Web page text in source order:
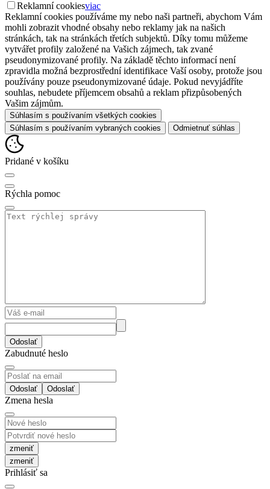
Reklamní cookiesviac
Reklamní cookies používáme my nebo naši partneři, abychom Vám
mohli zobrazit vhodné obsahy nebo reklamy jak na našich
stránkách, tak na stránkách třetích subjektů. Díky tomu můžeme
vytvářet profily založené na Vašich zájmech, tak zvané
pseudonymizované profily. Na základě těchto informací není
zpravidla možná bezprostřední identifikace Vaší osoby, protože jsou
používány pouze pseudonymizované údaje. Pokud nevyjádříte
souhlas, nebudete příjemcem obsahů a reklam přizpůsobených
Vašim zájmům.
Súhlasím s používaním všetkých cookies
Súhlasím s používaním vybraných cookies
Odmietnuť súhlas
Pridané v košíku
Rýchla pomoc
Odoslať
Zabudnuté heslo
Odoslať
Zmena hesla
zmeniť
Prihlásiť sa